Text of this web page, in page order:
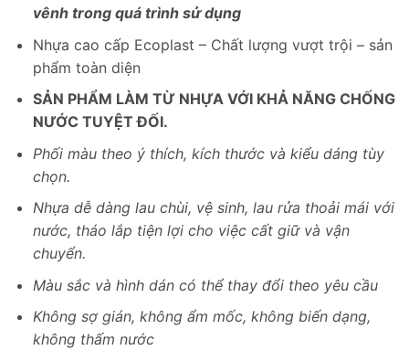
vênh trong quá trình sử dụng
Nhựa cao cấp Ecoplast – Chất lượng vượt trội – sản
phẩm toàn diện
SẢN PHẨM LÀM TỪ NHỰA VỚI KHẢ NĂNG CHỐNG
NƯỚC TUYỆT ĐỐI.
Phối màu theo ý thích, kích thước và kiểu dáng tùy
chọn.
Nhựa dễ dàng lau chùi, vệ sinh, lau rửa thoải mái với
nước, tháo lắp tiện lợi cho việc cất giữ và vận
chuyển.
Màu sắc và hình dán có thể thay đổi theo yêu cầu
Không sợ gián, không ẩm mốc, không biến dạng,
không thấm nước